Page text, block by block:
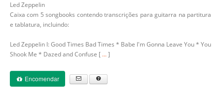
Led Zeppelin
Caixa com 5 songbooks contendo transcrições para guitarra na partitura
e tablatura, incluindo:
Led Zeppelin I: Good Times Bad Times * Babe I'm Gonna Leave You * You
Shook Me * Dazed and Confuse [ ...]
Encomendar